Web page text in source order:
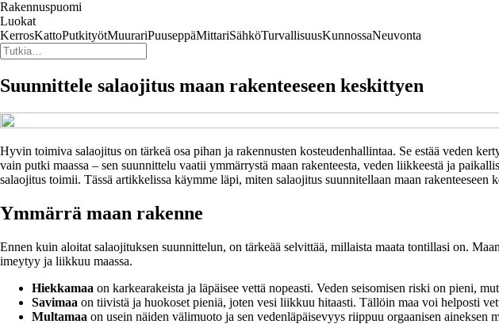
Rakennuspuomi
Luokat
KerrosKattoPutkityötMuurariPuuseppäMittariSähköTurvallisuusKunnossaNeuvonta
Suunnittele salaojitus maan rakenteeseen keskittyen
Hyvin toimiva salaojitus on tärkeä osa pihan ja rakennusten kosteudenhallintaa. Se estää veden
vain putki maassa – sen suunnittelu vaatii ymmärrystä maan rakenteesta, veden liikkeestä ja
salaojitus toimii. Tässä artikkelissa käymme läpi, miten salaojitus suunnitellaan maan rakenteeseen
Ymmärrä maan rakenne
Ennen kuin aloitat salaojituksen suunnittelun, on tärkeää selvittää, millaista maata tontillasi on.
imeytyy ja liikkuu maassa.
Hiekkamaa on karkearakeista ja läpäisee vettä nopeasti. Veden seisomisen riski on pieni,
Savimaa on tiivistä ja huokoset pieniä, joten vesi liikkuu hitaasti. Tällöin maa voi helposti
Multamaa on usein näiden välimuoto ja sen vedenläpäisevyys riippuu orgaanisen aineksen